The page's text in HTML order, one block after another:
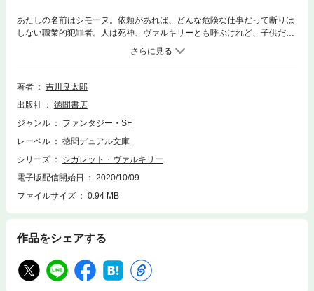
あたしの名前はシモーヌ。依頼があれば、どんな危険な仕事だって断りは
しない職業的犯罪者。人は死神、ヴァルキリーとも呼ぶけれど、子供だけ
は殺さないのが信条。そんなあたしが、逃走することになるなんて―。凶
刃を振るい、無敵を誇る殺人者ギイとの戦闘が、地中海に浮かぶ人工島“パ
サージュ・ド・リラダン”で繰り広げられる!SF新人賞受賞の新鋭がおく
る、書き下ろし最新作。
著者
吉川良太郎
出版社
徳間書店
ジャンル
ファンタジー・SF
レーベル
徳間デュアル文庫
シリーズ
シガレット・ヴァルキリー
電子版配信開始日
2020/10/09
ファイルサイズ
0.94 MB
作品をシェアする